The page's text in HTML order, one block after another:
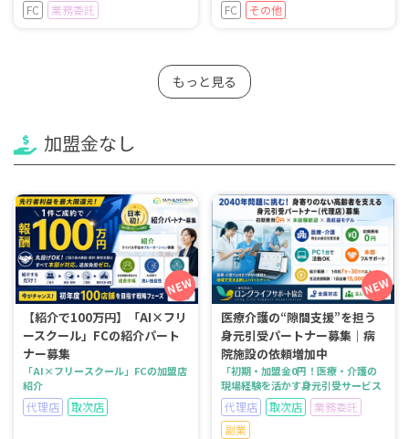
FC 業務委託 FC その他
もっと見る
加盟金なし
【紹介で100万円】「AI×フリ
ースクール」FCの紹介パート
ナー募集
「AI×フリースクール」FCの加盟店
紹介
代理店 取次店
医療介護の“隙間支援”を担う
身元引受パートナー募集｜病
院施設の依頼増加中
「初期・加盟金0円！医療・介護の
現場経験を活かす身元引受サービス
代理店 取次店
業務委託
副業